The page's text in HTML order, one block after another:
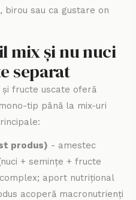
sau ca gustare on
mix și nu nuci
separat
și fructe uscate oferă
tip până la mix-uri
produs) - amestec
+ semințe + fructe
aport nutrițional
acoperă macronutrienți